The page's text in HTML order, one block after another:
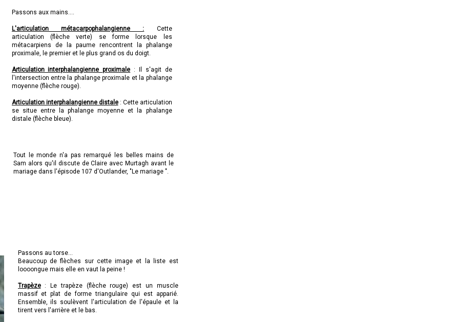
Passons aux mains....
L'articulation métacarpophalangienne : Cette
articulation (flèche verte) se forme lorsque les
métacarpiens de la paume rencontrent la phalange
proximale, le premier et le plus grand os du doigt.
Articulation interphalangienne proximale : Il s'agit de
l'intersection entre la phalange proximale et la phalange
moyenne (flèche rouge).
Articulation interphalangienne distale: Cette articulation
se situe entre la phalange moyenne et la phalange
distale (flèche bleue).
Tout le monde n'a pas remarqué les belles mains de
Sam alors qu'il discute de Claire avec Murtagh avant le
mariage dans l'épisode 107 d'Outlander, "Le mariage ".
Passons au torse...
Beaucoup de flèches sur cette image et la liste est
loooongue mais elle en vaut la peine !
Trapèze: Le trapèze (flèche rouge) est un muscle
massif et plat de forme triangulaire qui est apparié.
Ensemble, ils soulèvent l'articulation de l'épaule et la
tirent vers l'arrière et le bas.